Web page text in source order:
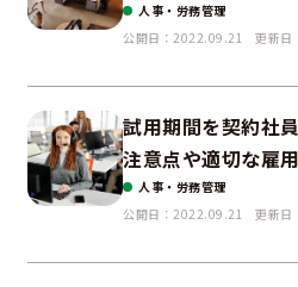
人事・労務管理
公開日：2022.09.21
更新
試用期間を契約社
注意点や適切な雇
人事・労務管理
公開日：2022.09.21
更新